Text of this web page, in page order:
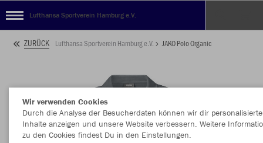
Lufthansa Sportverein Hamburg e.V.
ZURÜCK Lufthansa Sportverein Hamburg e.V. JAKO Polo Organic
Wir verwenden Cookies
Durch die Analyse der Besucherdaten können wir dir personalisierte
Inhalte anzeigen und unsere Website verbessern. Weitere
zu den Cookies findest Du in den Einstellungen.